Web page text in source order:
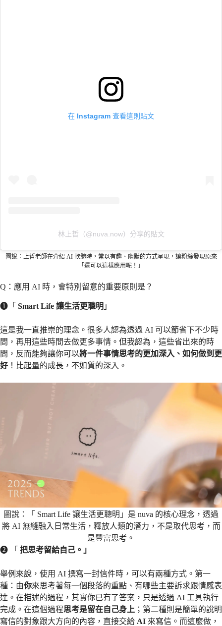
在 Instagram 查看這則貼文
林上哲（@nuva.now）分享的貼文
圖說：上哲老師在介紹 AI 軟體時，常以有趣、幽默的方式呈現，讓粉絲發現原來
「還可以這樣應用呢！」
Q：應用 AI 時，會特別留意的重要原則是？
❶「 Smart Life 讓生活更聰明 」
這是我一直推崇的理念。很多人認為透過 AI 可以節省下不少時
間，再用這些時間去做更多事情。但我認為，這些省出來的時
間，反而能夠讓你可以將一件事情思考的更加深入、如何做到更
好 ！比起量的成長，不如質的深入。
圖說：「 Smart Life 讓生活更聰明」是 nuva 的核心理念，透過
將 AI 無縫融入日常生活，釋放人類的潛力，不是取代思考，而
是豐富思考。
❷ 「 把思考留給自己。」
舉例來說，使用 AI 撰寫一封信件時，可以有兩種方式。第一
種：由你來思考著每一個段落的重點、有哪些主要訴求跟情感表
達。在描述的過程，其實你已有了答案，只是透過 AI 工具執行
完成。在這個過程思考是留在自己身上 ；第二種則是簡單的說明
寫信的對象跟大方向的內容，直接交給 AI 來寫信。而這麼做，